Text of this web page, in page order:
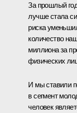
За прошлый
лучше стала
риска
количество
миллиона за
физических
И мы ставили
в сегмент
человек